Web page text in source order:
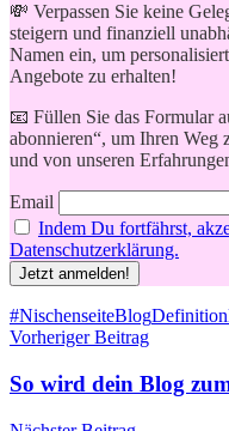
💸 Verpassen Sie keine
steigern und finanziell
Namen ein, um
Angebote zu erhalten!
📧 Füllen Sie das Formular
abonnieren“, um Ihren Weg
und von unseren
Email
Indem Du fortfährst,
Datenschutzerklärung.
Schlagwörter
#NischenseiteBlogDefinition
Beitragsnavigation
Vorheriger Beitrag
So wird dein Blog